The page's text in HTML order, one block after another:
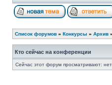
Список форумов » Конкурсы » Архив »
Кто сейчас на конференции
Сейчас этот форум просматривают: